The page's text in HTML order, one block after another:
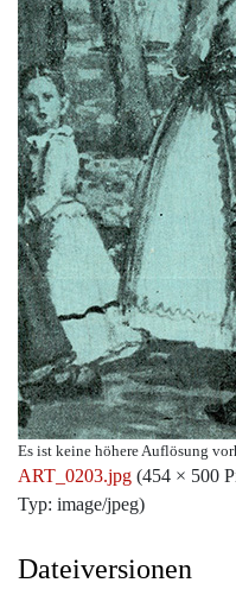
Es ist keine höhere Auflösung
ART_0203.jpg (454 × 500
Typ: image/jpeg)
Dateiversionen